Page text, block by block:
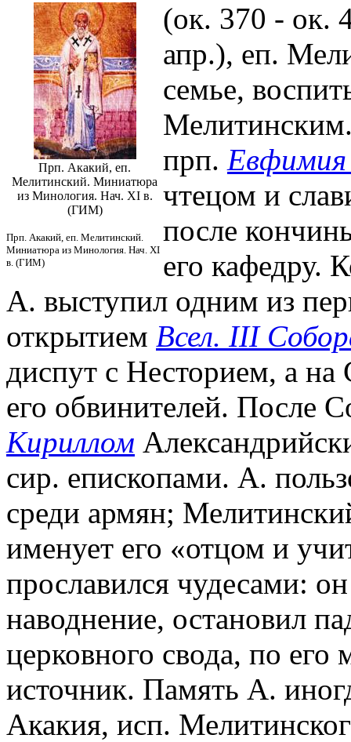
Прп. Акакий, еп.
Мелитинский. Миниатюра
из Минология. Нач. XI в.
(ГИМ)
Прп. Акакий, еп. Мелитинский.
Миниатюра из Минология. Нач. XI
в. (ГИМ)
(ок. 370 - ок.
апр.), еп.
семье,
прп. Евфимия
чтецом и
после
его кафедру.
А. выступил одним из
открытием Всел. III
диспут с Несторием, а на
его обвинителей. После
Кириллом
сир. епископами. А.
среди армян;
именует его «отцом и
прославился чудесами:
наводнение, остановил
церковного свода, по его
источник. Память А.
Акакия, исп.